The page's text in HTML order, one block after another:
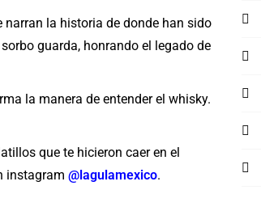
la historia de donde han sido
guarda, honrando el legado de
la manera de entender el whisky.
que te hicieron caer en el
instagram @lagulamexico.